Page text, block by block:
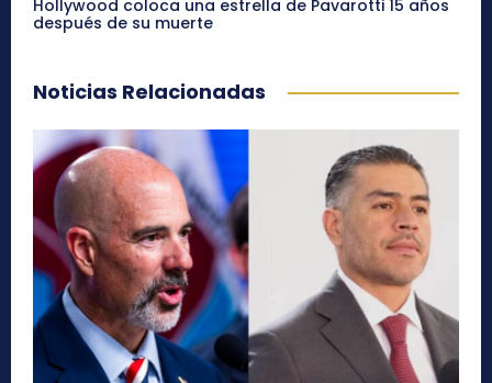
Hollywood coloca una estrella de Pavarotti 15 años
después de su muerte
Noticias Relacionadas